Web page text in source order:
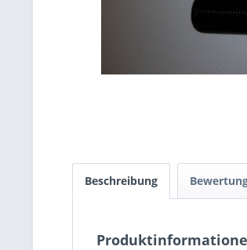
Beschreibung